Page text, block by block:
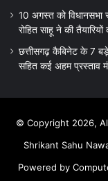
10 अगस्त को विधानसभा
रोहित साहू ने की तैयारियों
छत्तीसगढ़ कैबिनेट के 7
सहित कई अहम प्रस्ताव
© Copyright 2026,
Shrikant Sahu
Powered by